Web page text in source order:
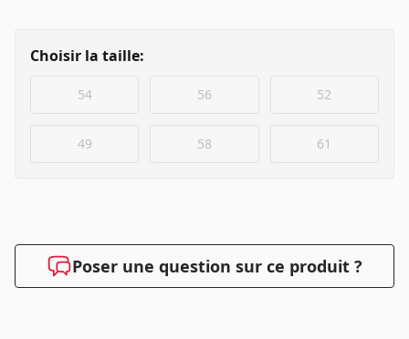
Choisir la taille:
54 56 52
49 58 61
Poser une question sur ce produit ?